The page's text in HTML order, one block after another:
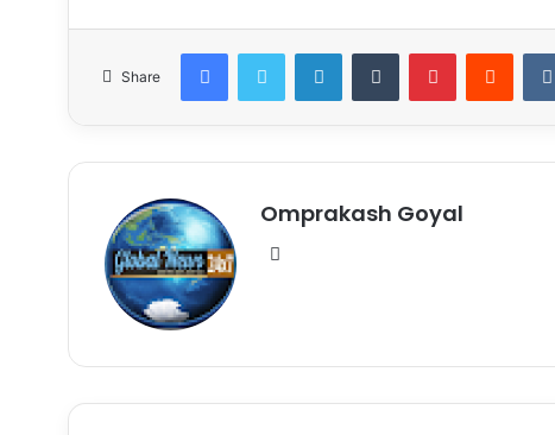
Share
FacebookTwitter LinkedInTumblr Pinterest
Omprakash Goyal
Website